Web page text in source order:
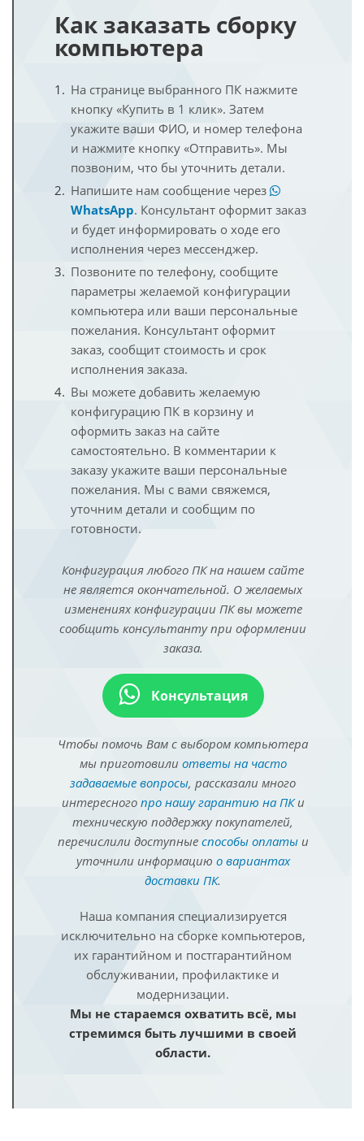
Как заказать сборку
компьютера
На странице выбранного ПК нажмите
кнопку «Купить в 1 клик». Затем
укажите ваши ФИО, и номер телефона
и нажмите кнопку «Отправить». Мы
позвоним, что бы уточнить детали.
Напишите нам сообщение через
WhatsApp. Консультант оформит заказ
и будет информировать о ходе его
исполнения через мессенджер.
Позвоните по телефону, сообщите
параметры желаемой конфигурации
компьютера или ваши персональные
пожелания. Консультант оформит
заказ, сообщит стоимость и срок
исполнения заказа.
Вы можете добавить желаемую
конфигурацию ПК в корзину и
оформить заказ на сайте
самостоятельно. В комментарии к
заказу укажите ваши персональные
пожелания. Мы с вами свяжемся,
уточним детали и сообщим по
готовности.
Конфигурация любого ПК на нашем сайте
не является окончательной. О желаемых
изменениях конфигурации ПК вы можете
сообщить консультанту при оформлении
заказа.
Консультация
Чтобы помочь Вам с выбором компьютера
мы приготовили ответы на часто
задаваемые вопросы, рассказали много
интересного про нашу гарантию на ПКи
техническую поддержку покупателей,
перечислили доступные способы оплатыи
уточнили информацию о вариантах
доставки ПК.
Наша компания специализируется
исключительно на сборке компьютеров,
их гарантийном и постгарантийном
обслуживании, профилактике и
модернизации.
Мы не стараемся охватить всё, мы
стремимся быть лучшими в своей
области.